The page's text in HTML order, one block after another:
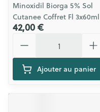
Minoxidil Biorga 5% Sol
Cutanee Coffret Fl 3x60ml
42,00 €
Ajouter au panier